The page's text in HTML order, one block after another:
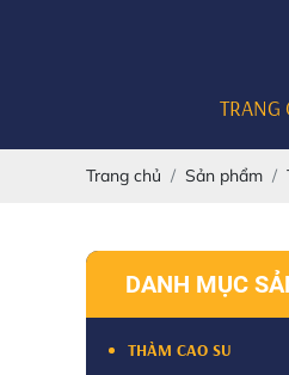
TRANG
Trang chủ Sản phẩm
DANH MỤC
THẢM CAO SU